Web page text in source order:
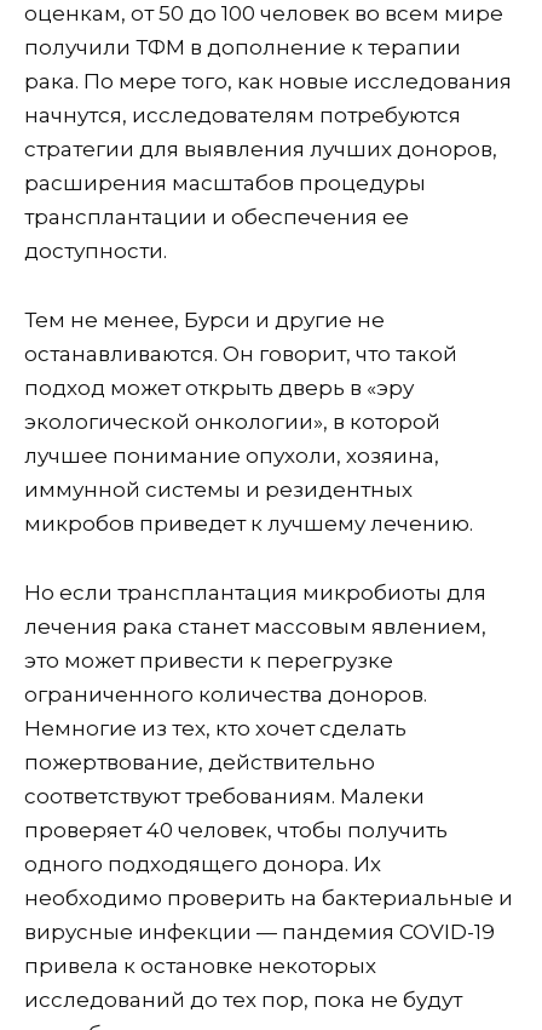
оценкам, от 50 до 100 человек во всем мире
получили ТФМ в дополнение к терапии
рака. По мере того, как новые исследования
начнутся, исследователям потребуются
стратегии для выявления лучших доноров,
расширения масштабов процедуры
трансплантации и обеспечения ее
доступности.
Тем не менее, Бурси и другие не
останавливаются. Он говорит, что такой
подход может открыть дверь в «эру
экологической онкологии», в которой
лучшее понимание опухоли, хозяина,
иммунной системы и резидентных
микробов приведет к лучшему лечению.
Но если трансплантация микробиоты для
лечения рака станет массовым явлением,
это может привести к перегрузке
ограниченного количества доноров.
Немногие из тех, кто хочет сделать
пожертвование, действительно
соответствуют требованиям. Малеки
проверяет 40 человек, чтобы получить
одного подходящего донора. Их
необходимо проверить на бактериальные и
вирусные инфекции — пандемия COVID-19
привела к остановке некоторых
исследований до тех пор, пока не будут